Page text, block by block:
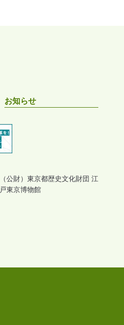
お知らせ
（公財）東京都歴史文化財団 江
戸東京博物館